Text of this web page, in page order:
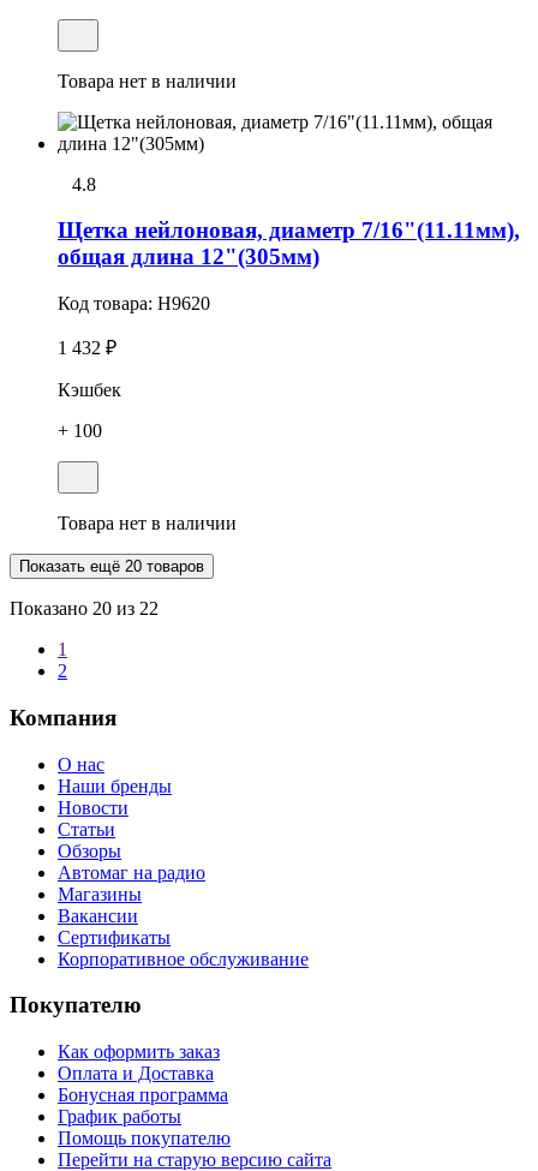
Товара нет в наличии
4.8
Щетка нейлоновая, диаметр 7/16"(11.11мм),
общая длина 12"(305мм)
Код товара: H9620
1 432 ₽
Кэшбек
+ 100
Товара нет в наличии
Показать ещё 20 товаров
Показано 20 из 22
1
2
Компания
О нас
Наши бренды
Новости
Статьи
Обзоры
Автомаг на радио
Магазины
Вакансии
Сертификаты
Корпоративное обслуживание
Покупателю
Как оформить заказ
Оплата и Доставка
Бонусная программа
График работы
Помощь покупателю
Перейти на старую версию сайта